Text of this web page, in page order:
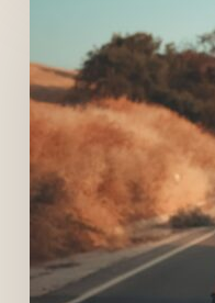
of
year
visit
Australia